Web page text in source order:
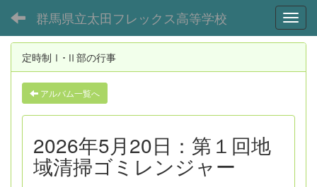
群馬県立太田フレックス高等学校
定時制Ⅰ･Ⅱ部の行事
アルバム一覧へ
2026年5月20日：第１回地
域清掃ゴミレンジャー